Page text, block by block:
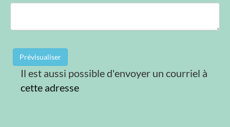
Il est aussi possible d'envoyer un courriel à
cette adresse